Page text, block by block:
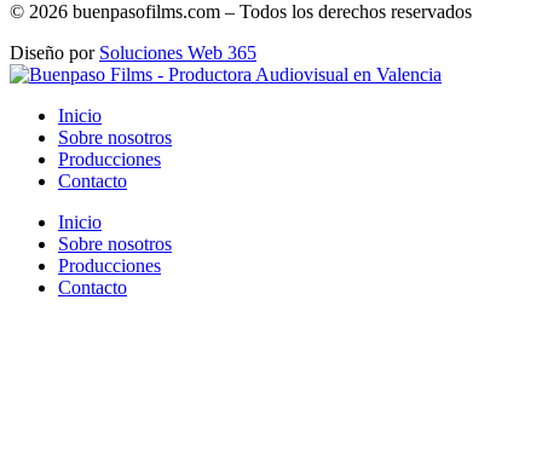
© 2026 buenpasofilms.com – Todos los derechos reservados
Diseño por Soluciones Web 365
Inicio
Sobre nosotros
Producciones
Contacto
Inicio
Sobre nosotros
Producciones
Contacto